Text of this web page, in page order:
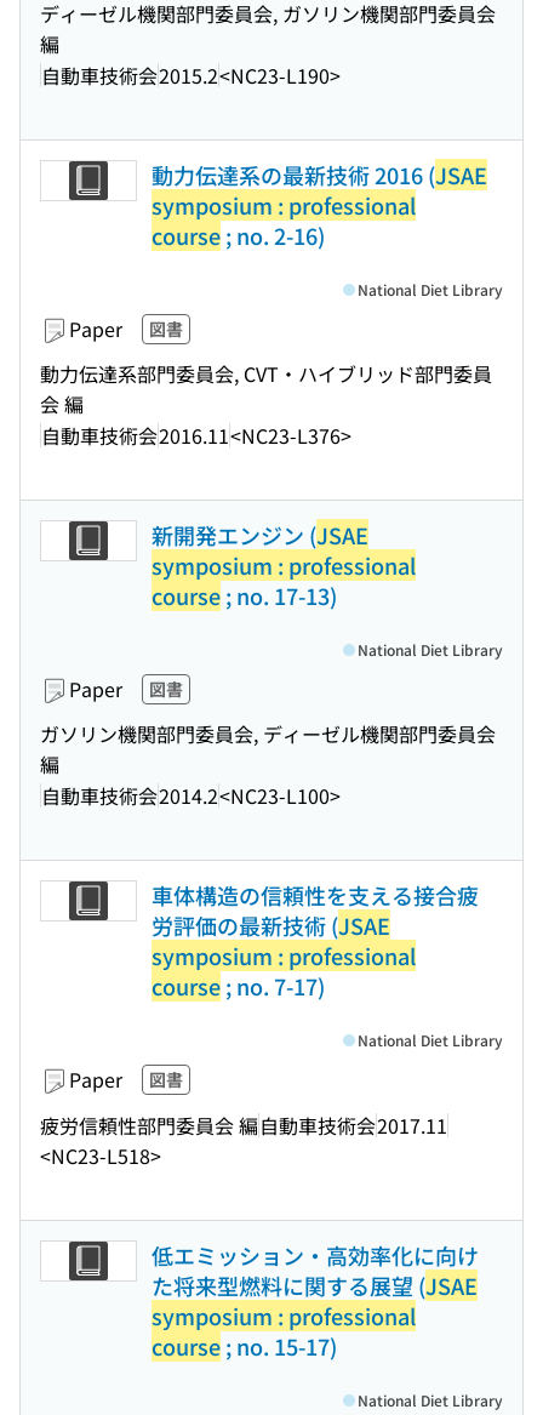
ディーゼル機関部門委員会, ガソリン機関部門委員会
編
自動車技術会2015.2<NC23-L190>
動力伝達系の最新技術 2016 (JSAE
symposium : professional
course; no. 2-16)
Paper 図書
動力伝達系部門委員会, CVT・ハイブリッド部門委員
会 編
自動車技術会2016.11<NC23-L376>
National Diet Library
新開発エンジン (JSAE
symposium : professional
course; no. 17-13)
Paper 図書
ガソリン機関部門委員会, ディーゼル機関部門委員会
編
自動車技術会2014.2<NC23-L100>
National Diet Library
車体構造の信頼性を支える接合疲
労評価の最新技術 (JSAE
symposium : professional
course; no. 7-17)
Paper 図書
疲労信頼性部門委員会 編自動車技術会2017.11
<NC23-L518>
National Diet Library
低エミッション・高効率化に向け
た将来型燃料に関する展望 (JSAE
symposium : professional
course; no. 15-17)
National Diet Library